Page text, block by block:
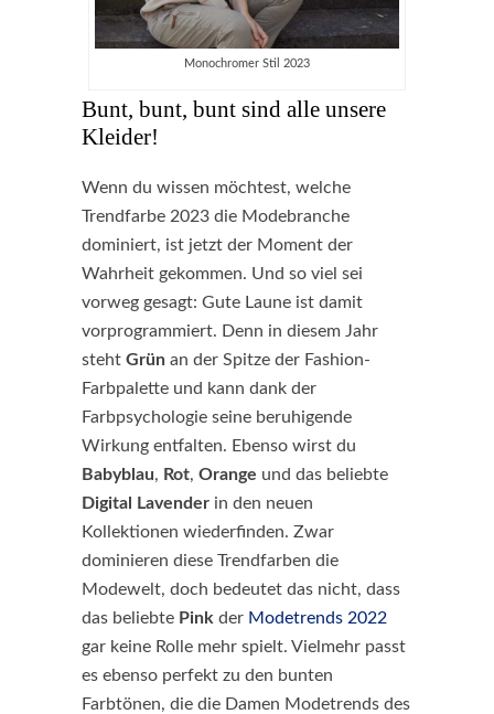
Monochromer Stil 2023
Bunt, bunt, bunt sind alle unsere
Kleider!
Wenn du wissen möchtest, welche
Trendfarbe 2023 die Modebranche
dominiert, ist jetzt der Moment der
Wahrheit gekommen. Und so viel sei
vorweg gesagt: Gute Laune ist damit
vorprogrammiert. Denn in diesem Jahr
steht Grün an der Spitze der Fashion-
Farbpalette und kann dank der
Farbpsychologie seine beruhigende
Wirkung entfalten. Ebenso wirst du
Babyblau, Rot, Orange und das beliebte
Digital Lavender in den neuen
Kollektionen wiederfinden. Zwar
dominieren diese Trendfarben die
Modewelt, doch bedeutet das nicht, dass
das beliebte Pink der Modetrends 2022
gar keine Rolle mehr spielt. Vielmehr passt
es ebenso perfekt zu den bunten
Farbtönen, die die Damen Modetrends des